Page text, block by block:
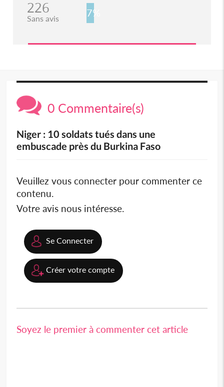
226
Sans avis 7%
0 Commentaire(s)
Niger : 10 soldats tués dans une
embuscade près du Burkina Faso
Veuillez vous connecter pour commenter ce
contenu.
Votre avis nous intéresse.
Se Connecter
Créer votre compte
Soyez le premier à commenter cet article